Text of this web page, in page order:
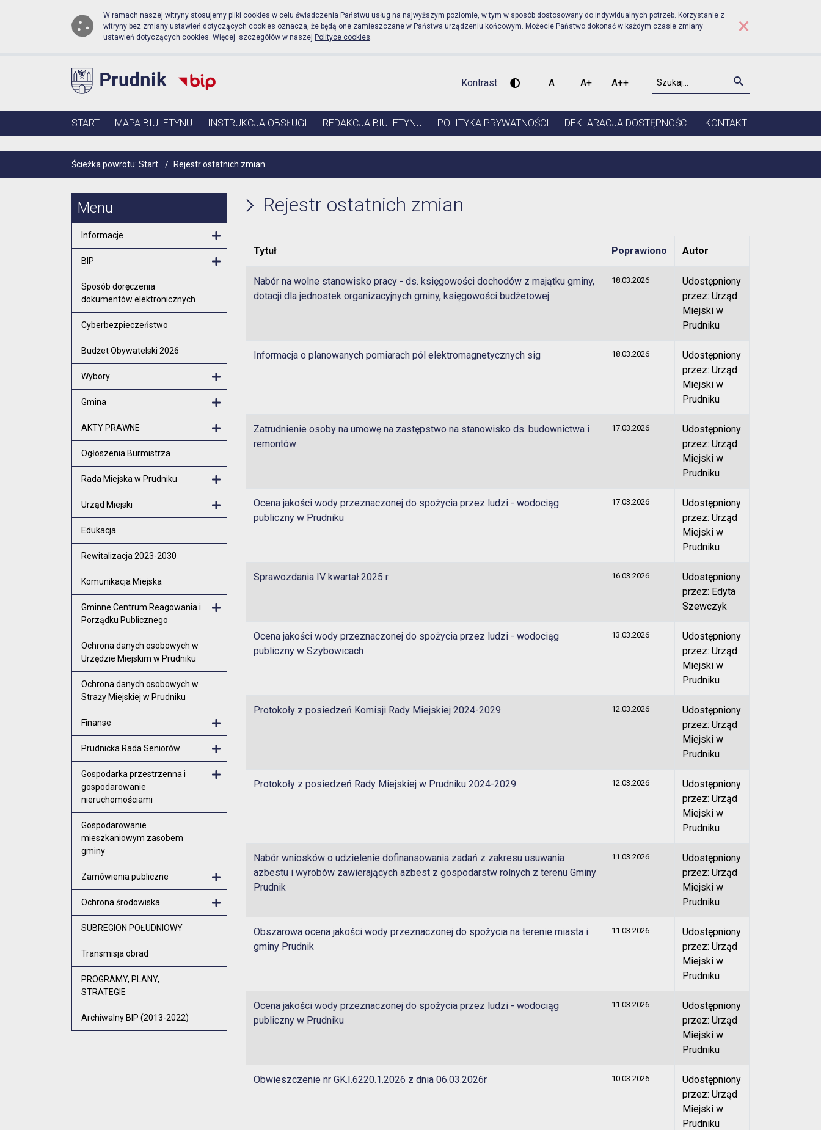
Biuletyn Informacji Publicznej Urząd Miejski w Prudniku - Rejestr ostatnich
Przejdź do menu głównego
Przejdź do głównej zawartościW ramach naszej witryny stosujemy pliki cookies w celu świadczenia Państwu usług na najwyższym poziomie, w tym w sposób dostosowany do indywidualnych potrzeb. Korzystanie z
witryny bez zmiany ustawień dotyczących cookies oznacza, że będą one zamieszczane w Państwa urządzeniu końcowym. Możecie Państwo dokonać w każdym czasie zmiany
ustawień dotyczących cookies. Więcej szczegółów w naszej Polityce cookies. ×
Kontrast:
Wysoki kontrast
A
Czcionka domyślna
A+
Czcionka średnia
A++
Czcionka duża
Szukaj Szukaj
Menu główne
START MAPA BIULETYNU INSTRUKCJA OBSŁUGI REDAKCJA BIULETYNU POLITYKA PRYWATNOŚCI DEKLARACJA DOSTĘPNOŚCI KONTAKT
Ścieżka powrotu: Start / Rejestr ostatnich zmian
Menu
Informacje
Otwórz menu
BIP
Otwórz menu
Sposób doręczenia
dokumentów elektronicznych
Cyberbezpieczeństwo
Budżet Obywatelski 2026
Wybory
Gmina
AKTY PRAWNE
Otwórz menu
Ogłoszenia Burmistrza
Rada Miejska w Prudniku
Otwórz menu
Urząd Miejski
Otwórz menu
Edukacja
Rewitalizacja 2023-2030
Komunikacja Miejska
Gminne Centrum Reagowania i
Porządku Publicznego
Ochrona danych osobowych w
Urzędzie Miejskim w Prudniku
Ochrona danych osobowych w
Straży Miejskiej w Prudniku
Finanse
Prudnicka Rada Seniorów
Gospodarka przestrzenna i
gospodarowanie
nieruchomościami
Gospodarowanie
mieszkaniowym zasobem
gminy
Zamówienia publiczne
Ochrona środowiska
SUBREGION POŁUDNIOWY
Transmisja obrad
PROGRAMY, PLANY,
STRATEGIE
Archiwalny BIP (2013-2022)
Rejestr ostatnich zmian
Tytuł Poprawiono Autor
Nabór na wolne stanowisko pracy - ds. księgowości dochodów z majątku gminy,
dotacji dla jednostek organizacyjnych gminy, księgowości budżetowej
18.03.2026
Udostępniony
przez: Urząd
Miejski w
Prudniku
Informacja o planowanych pomiarach pól elektromagnetycznych sig 18.03.2026
Udostępniony
przez: Urząd
Miejski w
Prudniku
Zatrudnienie osoby na umowę na zastępstwo na stanowisko ds. budownictwa i
remontów
17.03.2026
Udostępniony
przez: Urząd
Miejski w
Prudniku
Ocena jakości wody przeznaczonej do spożycia przez ludzi - wodociąg
publiczny w Prudniku
17.03.2026
Udostępniony
przez: Urząd
Miejski w
Prudniku
Sprawozdania IV kwartał 2025 r. 16.03.2026
Udostępniony
przez: Edyta
Szewczyk
Ocena jakości wody przeznaczonej do spożycia przez ludzi - wodociąg
publiczny w Szybowicach
13.03.2026
Udostępniony
przez: Urząd
Miejski w
Prudniku
Protokoły z posiedzeń Komisji Rady Miejskiej 2024-2029 12.03.2026
Udostępniony
przez: Urząd
Miejski w
Prudniku
Protokoły z posiedzeń Rady Miejskiej w Prudniku 2024-2029 12.03.2026
Udostępniony
przez: Urząd
Miejski w
Prudniku
Nabór wniosków o udzielenie dofinansowania zadań z zakresu usuwania
azbestu i wyrobów zawierających azbest z gospodarstw rolnych z terenu Gminy
Prudnik
11.03.2026
Udostępniony
przez: Urząd
Miejski w
Prudniku
Obszarowa ocena jakości wody przeznaczonej do spożycia na terenie miasta i
gminy Prudnik
11.03.2026
Udostępniony
przez: Urząd
Miejski w
Prudniku
Ocena jakości wody przeznaczonej do spożycia przez ludzi - wodociąg
publiczny w Prudniku
11.03.2026
Udostępniony
przez: Urząd
Miejski w
Prudniku
Obwieszczenie nr GK.I.6220.1.2026 z dnia 06.03.2026r 10.03.2026
Udostępniony
przez: Urząd
Miejski w
Prudniku